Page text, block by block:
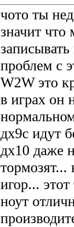
чото ты
значит
проблем с
W2W это
в играх он
дх9с идут
дх10 даже
тормозят...
игор...
ноут